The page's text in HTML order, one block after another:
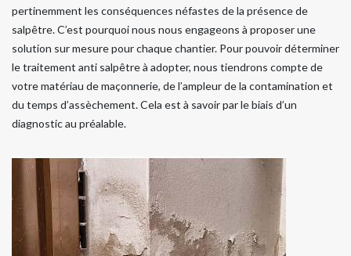
pertinemment les conséquences néfastes de la présence de
salpêtre. C’est pourquoi nous nous engageons à proposer une
solution sur mesure pour chaque chantier. Pour pouvoir déterminer
le traitement anti salpêtre à adopter, nous tiendrons compte de
votre matériau de maçonnerie, de l’ampleur de la contamination et
du temps d’assèchement. Cela est à savoir par le biais d’un
diagnostic au préalable.